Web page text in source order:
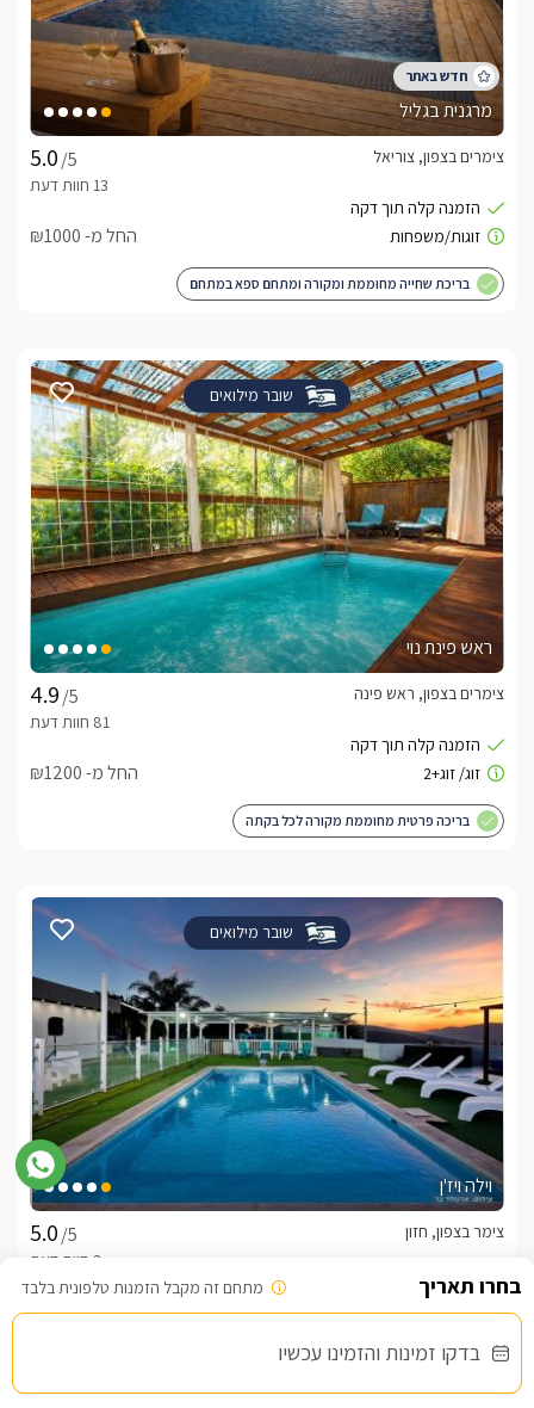
מתחם זה מקבל הזמנות טלפונית בלבד
בדקו זמינות והזמינו עכשיו
מרגנית בגליל
/5
צימרים בצפון, צוריאל
החל מ- ₪1000
בריכת שחייה מחוממת ומקורה ומתחם ספא במתחם
שובר מילואים
ראש פינת נוי
/5
צימרים בצפון, ראש פינה
החל מ- ₪1200
בריכה פרטית מחוממת מקורה לכל בקתה
שובר מילואים
וילה ויז'ן
/5
צימר בצפון, חזון
החל מ- ₪3800
וילת נופש מפנקת עם בריכה וספא פרטיים